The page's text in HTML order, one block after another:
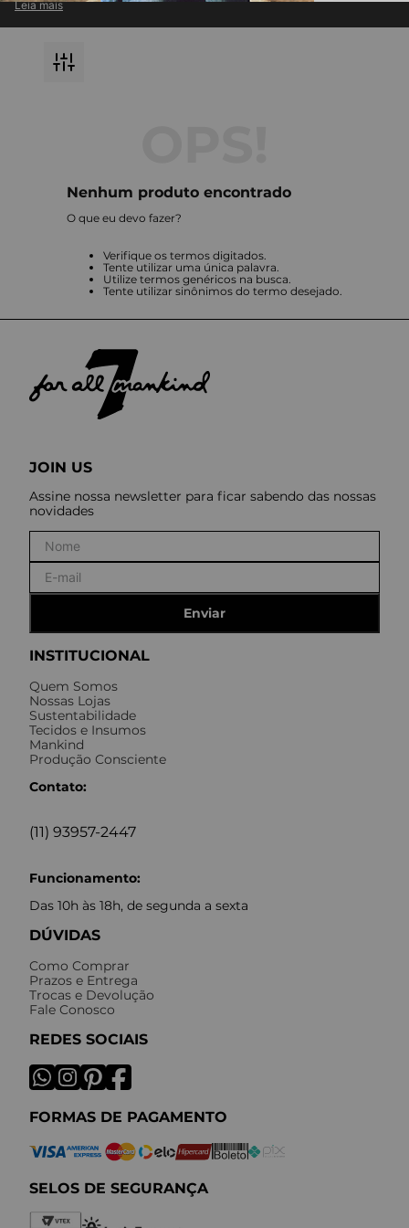
atemporal com inovação em cada detalhe.
Descubra jeans premium e roupas exclusivas, perfeitas para compor
Leia mais
Nenhum produto encontrado
O que eu devo fazer?
Verifique os termos digitados.
Tente utilizar uma única palavra.
Utilize termos genéricos na busca.
Tente utilizar sinônimos do termo desejado.
INSTITUCIONAL
Quem Somos
Nossas Lojas
Sustentabilidade
Tecidos e Insumos
Mankind
Produção Consciente
Contato:
(11) 93957-2447
Funcionamento:
Das 10h às 18h, de segunda a sexta
DÚVIDAS
Como Comprar
Prazos e Entrega
Trocas e Devolução
Fale Conosco
REDES SOCIAIS
FORMAS DE PAGAMENTO
SELOS DE SEGURANÇA
JOIN US
Assine nossa newsletter para ficar sabendo das nossas
novidades
Enviar